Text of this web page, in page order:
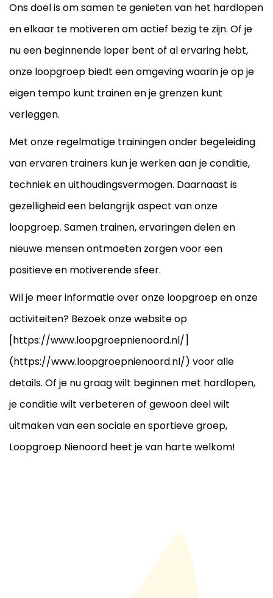
Ons doel is om samen te genieten van het hardlopen
en elkaar te motiveren om actief bezig te zijn. Of je
nu een beginnende loper bent of al ervaring hebt,
onze loopgroep biedt een omgeving waarin je op je
eigen tempo kunt trainen en je grenzen kunt
verleggen.
Met onze regelmatige trainingen onder begeleiding
van ervaren trainers kun je werken aan je conditie,
techniek en uithoudingsvermogen. Daarnaast is
gezelligheid een belangrijk aspect van onze
loopgroep. Samen trainen, ervaringen delen en
nieuwe mensen ontmoeten zorgen voor een
positieve en motiverende sfeer.
Wil je meer informatie over onze loopgroep en onze
activiteiten? Bezoek onze website op
[https://www.loopgroepnienoord.nl/]
(https://www.loopgroepnienoord.nl/) voor alle
details. Of je nu graag wilt beginnen met hardlopen,
je conditie wilt verbeteren of gewoon deel wilt
uitmaken van een sociale en sportieve groep,
Loopgroep Nienoord heet je van harte welkom!